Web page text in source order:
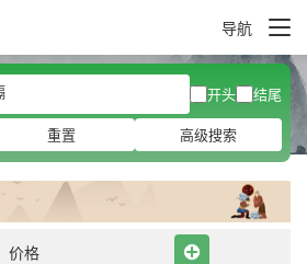
导航
开头
结尾
重置 高级搜索
价格